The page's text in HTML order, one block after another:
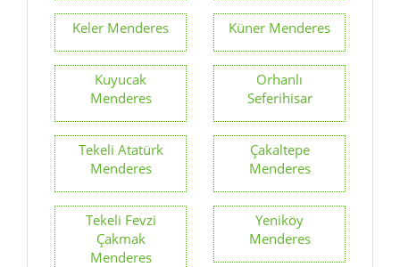
Keler Menderes Küner Menderes
Kuyucak
Menderes
Orhanlı
Seferihisar
Tekeli Atatürk
Menderes
Çakaltepe
Menderes
Tekeli Fevzi
Çakmak
Menderes
Yeniköy
Menderes